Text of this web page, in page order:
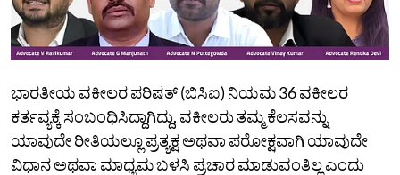
ಭಾರತೀಯ ವಕೀಲರ ಪರಿಷತ್‌ (ಬಿಸಿಐ) ನಿಯಮ 36 ವಕೀಲರ
ಕರ್ತವ್ಯಕ್ಕೆ ಸಂಬಂಧಿಸಿದ್ದಾಗಿದ್ದು, ವಕೀಲರು ತಮ್ಮ ಕೆಲಸವನ್ನು
ಯಾವುದೇ ರೀತಿಯಲ್ಲೂ ಪ್ರತ್ಯಕ್ಷ ಅಥವಾ ಪರೋಕ್ಷವಾಗಿ ಯಾವುದೇ
ವಿಧಾನ ಅಥವಾ ಮಾಧ್ಯಮ ಬಳಸಿ ಪ್ರಚಾರ ಮಾಡುವಂತಿಲ್ಲ ಎಂದು